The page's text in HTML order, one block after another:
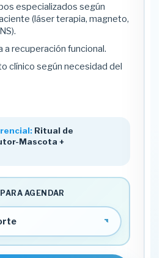
especializados según
(láser terapia, magneto,
a recuperación funcional.
clínico según necesidad del
Ritual de
Mascota +
AGENDAR